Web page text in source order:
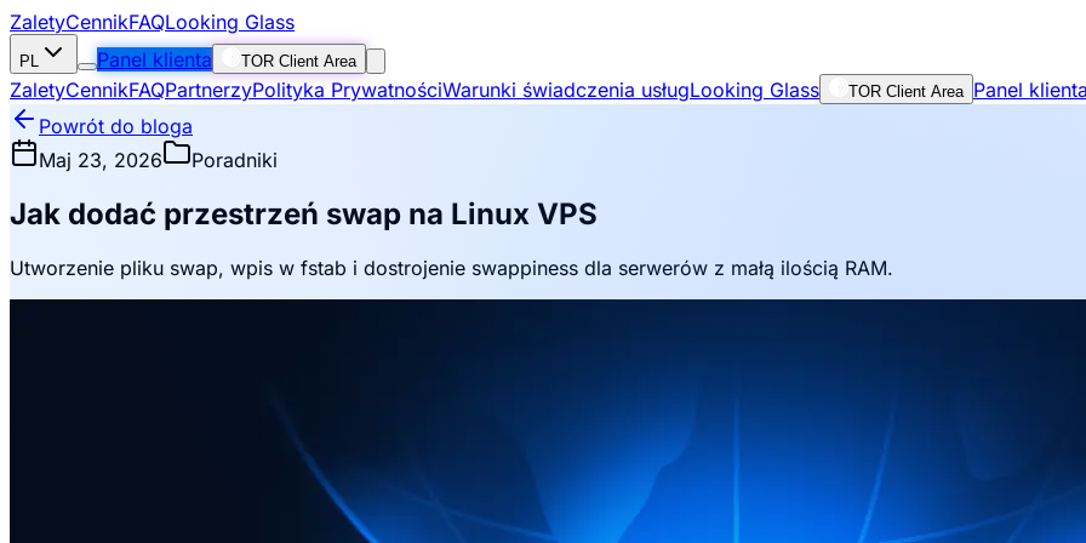
ZaletyCennikFAQLooking Glass
PL Panel klienta TOR Client Area
ZaletyCennikFAQPartnerzyPolityka PrywatnościWarunki świadczenia usługLooking Glass TOR Client Area Panel
Powrót do bloga
Maj 23, 2026
Poradniki
Jak dodać przestrzeń swap na Linux VPS
Utworzenie pliku swap, wpis w fstab i dostrojenie swappiness dla serwerów z małą ilością RAM.